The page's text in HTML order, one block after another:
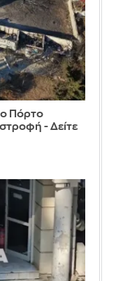
Πόρτο
- Δείτε